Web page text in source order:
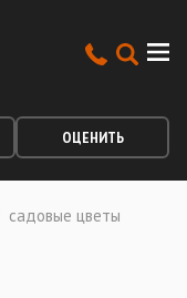
ОЦЕНИТЬ
садовые цветы